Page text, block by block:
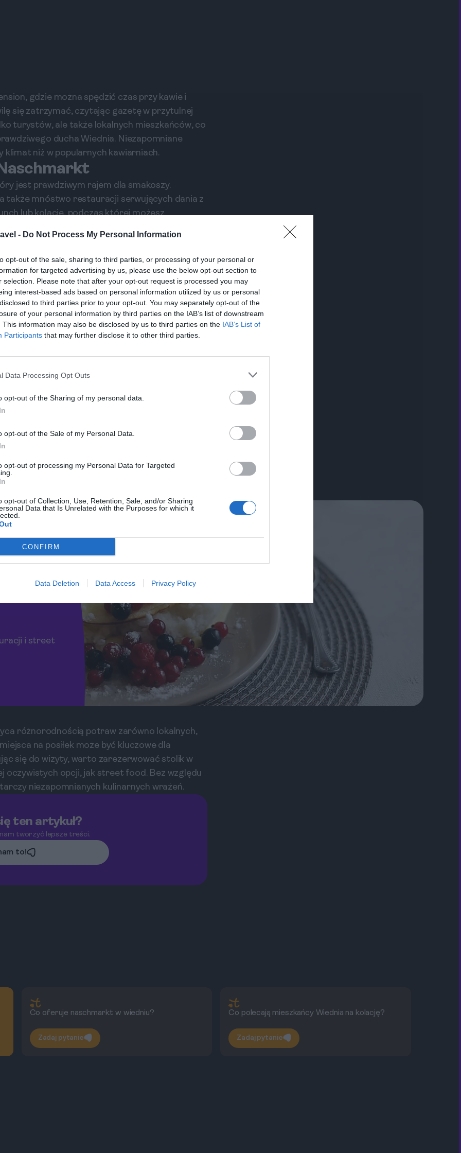
- Do Not Process My Personal Information
opt-out of the sale, sharing to third parties, or processing of your personal or
for targeted advertising by us, please use the below opt-out section to
selection. Please note that after your opt-out request is processed you may
interest-based ads based on personal information utilized by us or personal
to third parties prior to your opt-out. You may separately opt-out of the
of your personal information by third parties on the IAB’s list of downstream
This information may also be disclosed by us to third parties on the IAB’s List of
Participants that may further disclose it to other third parties.
Data Processing Opt Outs
opt-out of the Sharing of my personal data.
opt-out of the Sale of my Personal Data.
opt-out of processing my Personal Data for Targeted
opt-out of Collection, Use, Retention, Sale, and/or Sharing
Data that Is Unrelated with the Purposes for which it
CONFIRM
Data Deletion Data Access Privacy Policy
gdzie można spędzić czas przy kawie i
się zatrzymać, czytając gazetę w przytulnej
turystów, ale także lokalnych mieszkańców, co
ducha Wiednia. Niezapomniane
klimat niż w popularnych kawiarniach.
jest prawdziwym rajem dla smakoszy.
także mnóstwo restauracji serwujących dania z
lub kolację, podczas której możesz
dania kuchni azjatyckiej. Warto zwrócić uwagę
nawet najbardziej wymagających
napić się dobrego wina w jednym z barów.
crème de la crème
prawdziwy rozkwit. Tutaj znajdziesz
które zachwycają nie tylko daniami,
to nie tylko smak, ale i niezwykły
Wiele z tych miejsc to istne instytucje
smakosza o zawrót głowy.
beisle
się do beisle, czyli tradycyjnego
miejsce do spotkań towarzyskich, w których
dań. Menu w takich miejscach często
z innych kultur. Wiedeńskie beisle to istne
nie do przecenienia skarbnice lokalnych
poczuć się, jak część tego pięknego
- od sznycla po street
i street
różnorodnością potraw zarówno lokalnych,
na posiłek może być kluczowe dla
się do wizyty, warto zarezerwować stolik w
oczywistych opcji, jak street food. Bez względu
niezapomnianych kulinarnych wrażeń.
ten artykuł?
tworzyć lepsze treści.
to!
Co oferuje naschmarkt w wiedniu?
Zadaj pytanie
Co polecają mieszkańcy Wiednia na kolację?
Zadaj pytanie